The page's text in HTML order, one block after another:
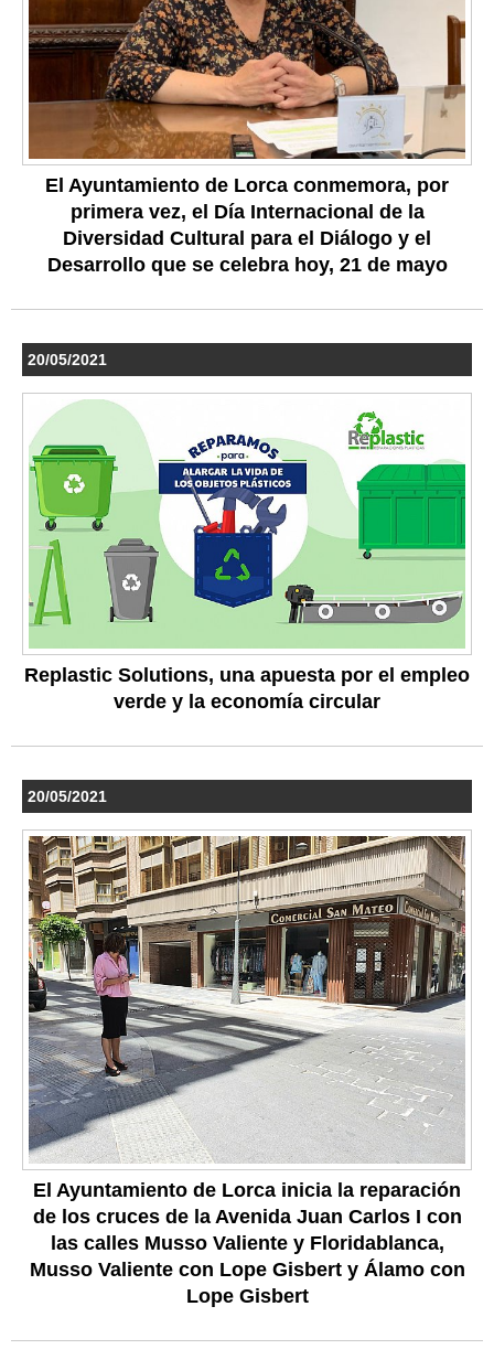
El Ayuntamiento de Lorca conmemora, por
primera vez, el Día Internacional de la
Diversidad Cultural para el Diálogo y el
Desarrollo que se celebra hoy, 21 de mayo
20/05/2021
Replastic Solutions, una apuesta por el empleo
verde y la economía circular
20/05/2021
El Ayuntamiento de Lorca inicia la reparación
de los cruces de la Avenida Juan Carlos I con
las calles Musso Valiente y Floridablanca,
Musso Valiente con Lope Gisbert y Álamo con
Lope Gisbert